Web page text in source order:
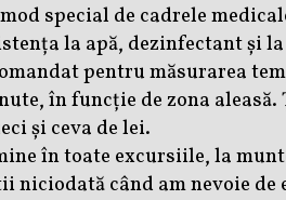
special de cadrele
la apă, dezinfectant și
pentru măsurarea
în funcție de zona aleasă.
și ceva de lei.
în toate excursiile, la
niciodată când am nevoie de